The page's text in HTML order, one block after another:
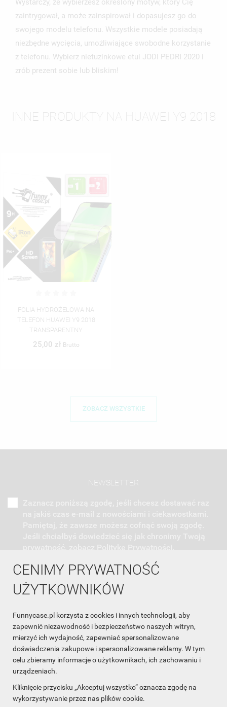
CENIMY PRYWATNOŚĆ
UŻYTKOWNIKÓW
Funnycase.pl korzysta z cookies i innych technologii, aby
zapewnić niezawodność i bezpieczeństwo naszych witryn,
mierzyć ich wydajność, zapewniać spersonalizowane
doświadczenia zakupowe i spersonalizowane reklamy. W tym
celu zbieramy informacje o użytkownikach, ich zachowaniu i
urządzeniach.
Kliknięcie przycisku „Akceptuj wszystko” oznacza zgodę na
wykorzystywanie przez nas plików cookie.
Wystarczy, że wybierzesz określony motyw, który Cię
zaintrygował, a może zainspirował i dopasujesz go do
swojego modelu telefonu. Wszystkie modele posiadają
niezbędne wycięcia, umożliwiające swobodne korzystanie
z telefonu. Wybierz nietuzinkowe etui JODI PEDRI 2020 i
zrób prezent sobie lub bliskim!
INNE PRODUKTY NA HUAWEI Y9 2018
FOLIA HYDROŻELOWA NA
TELEFON HUAWEI Y9 2018
TRANSPARENTNY
25,00 zł Brutto
ZOBACZ WSZYSTKIE
NEWSLETTER
INFORMACJA O SKLEPIE
INFORMACJE
OBSŁUGA KLIENTA
WSPÓŁPRACA